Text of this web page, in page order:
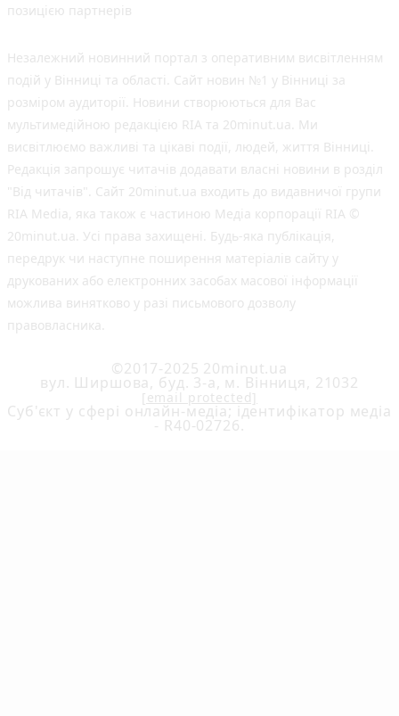
позицією партнерів
Незалежний новинний портал з оперативним висвітленням
подій у Вінниці та області. Сайт новин №1 у Вінниці за
розміром аудиторії. Новини створюються для Вас
мультимедійною редакцією RIA та 20minut.ua. Ми
висвітлюємо важливі та цікаві події, людей, життя Вінниці.
Редакція запрошує читачів додавати власні новини в розділ
"Від читачів". Сайт 20minut.ua входить до видавничої групи
RIA Media, яка також є частиною Медіа корпорації RIA ©
20minut.ua. Усі права захищені. Будь-яка публiкацiя,
передрук чи наступне поширення матеріалів сайту у
друкованих або електронних засобах масової інформації
можлива винятково у разі письмового дозволу
правовласника.
©2017-2025 20minut.ua
вул. Ширшова, буд. 3-а, м. Вінниця, 21032
[email protected]
Cуб'єкт у сфері онлайн-медіа; ідентифікатор медіа
- R40-02726.